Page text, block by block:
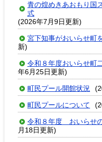
青の煌めきあおもり国
式
(2026年7月9日更新)
宮下知事がおいらせ町
新)
令和８年度おいらせ町
年6月25日更新)
町民プール開館状況
町民プールについて
令和８年度 おいらせ
月18日更新)